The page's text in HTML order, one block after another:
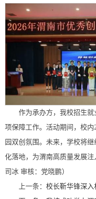
作为承办方，我校招生
项保障工作。活动期间，校
园双创氛围。未来，学校将
化落地，为渭南高质量发展
司冰 审核：党晓鹏）
上一条： 校长靳华锋深